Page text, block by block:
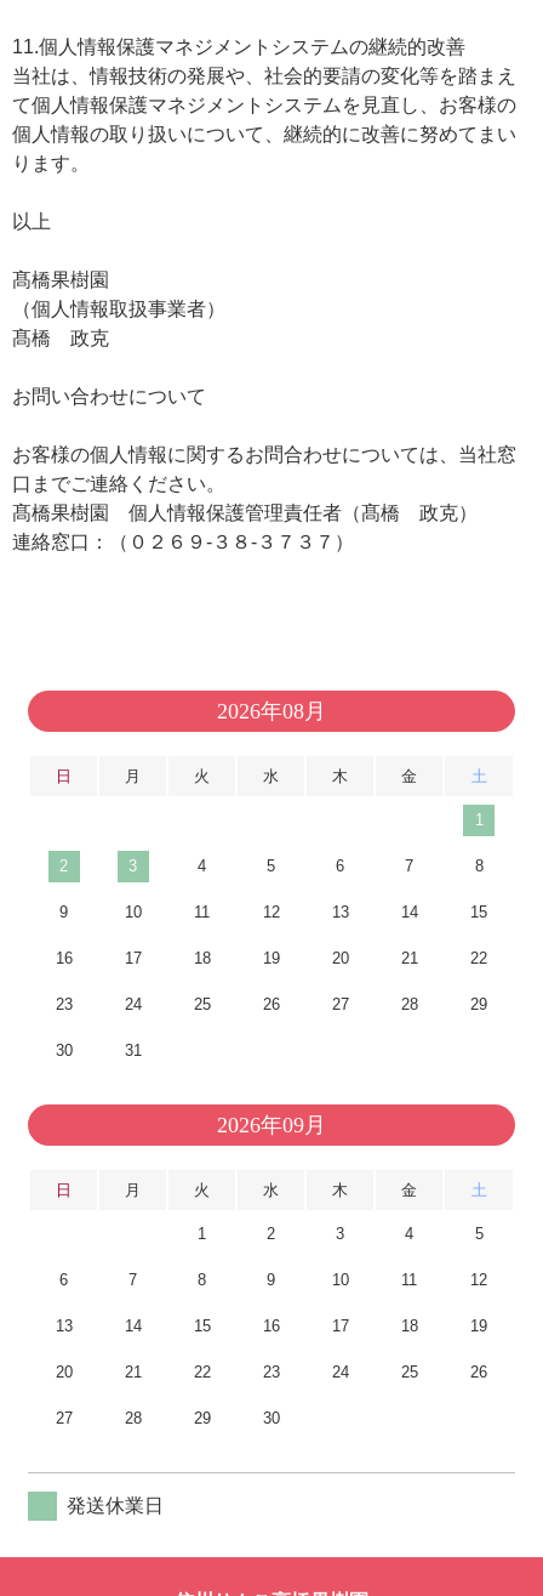
11.個人情報保護マネジメントシステムの継続的改善
当社は、情報技術の発展や、社会的要請の変化等を踏まえ
て個人情報保護マネジメントシステムを見直し、お客様の
個人情報の取り扱いについて、継続的に改善に努めてまい
ります。
以上
髙橋果樹園
（個人情報取扱事業者）
髙橋 政克
お問い合わせについて
お客様の個人情報に関するお問合わせについては、当社窓
口までご連絡ください。
髙橋果樹園 個人情報保護管理責任者（髙橋 政克）
連絡窓口：（０２６９-３８-３７３７）
2026年08月
日 月 火 水 木 金 土
1
2 3 4 5 6 7 8
9 10 11 12 13 14 15
16 17 18 19 20 21 22
23 24 25 26 27 28 29
30 31
2026年09月
日 月 火 水 木 金 土
1 2 3 4 5
6 7 8 9 10 11 12
13 14 15 16 17 18 19
20 21 22 23 24 25 26
27 28 29 30
発送休業日